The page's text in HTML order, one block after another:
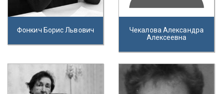
Фонкич Борис Львович
Чекалова Александра
Алексеевна